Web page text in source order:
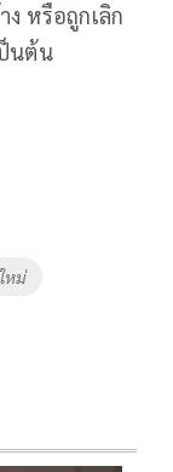
ง หรือถูกเลิก
นต้น
หม่